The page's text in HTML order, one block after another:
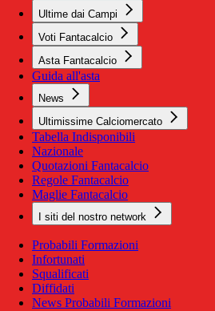
Ultime dai Campi
Voti Fantacalcio
Asta Fantacalcio
Guida all'asta
News
Ultimissime Calciomercato
Tabella Indisponibili
Nazionale
Quotazioni Fantacalcio
Regole Fantacalcio
Maglie Fantacalcio
I siti del nostro network
Probabili Formazioni
Infortunati
Squalificati
Diffidati
News Probabili Formazioni